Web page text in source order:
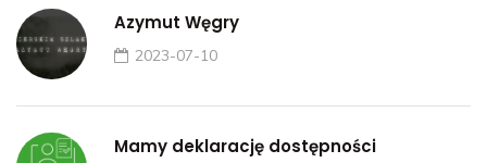
Azymut Węgry
2023-07-10
Mamy deklarację dostępności